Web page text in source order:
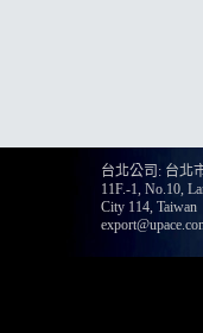
台北公司: 台北
11F.-1, No.10,
City 114, Taiwan